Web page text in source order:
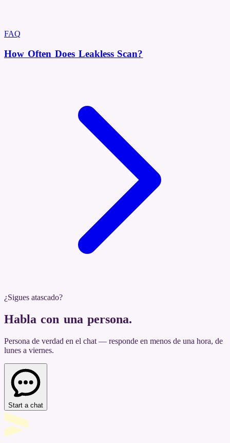
FAQ
How Often Does Leakless Scan?
¿Sigues atascado?
Habla con una persona.
Persona de verdad en el chat — responde en menos de una hora, de
lunes a viernes.
Start a chat